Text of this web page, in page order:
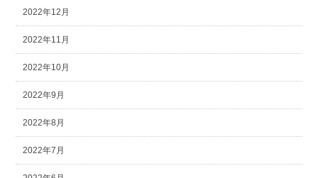
2022年12月
2022年11月
2022年10月
2022年9月
2022年8月
2022年7月